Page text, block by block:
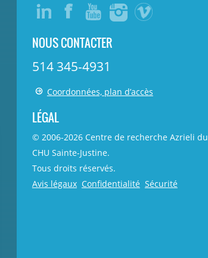
NOUS CONTACTER
514 345-4931
Coordonnées, plan d’accès
LÉGAL
© 2006-2026Centre de recherche Azrieli du
CHU Sainte-Justine.
Tous droits réservés.
Avis légaux Confidentialité Sécurité